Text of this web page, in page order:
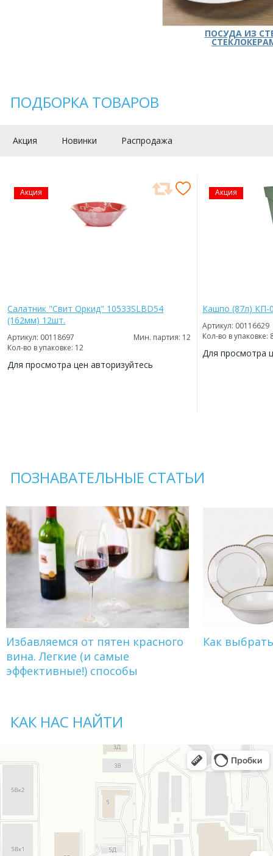
ПОСУДА ИЗ
ПОДБОРКА ТОВАРОВ
Акция Новинки Распродажа
Акция
Салатник "Свит Оркид" 10533SLBD54
(162мм) 12шт.
Артикул: 00118697
Мин. партия: 12
Кол-во в упаковке: 12
Для просмотра цен авторизуйтесь
Акция
Кашпо (87л) КП-
Артикул: 00116629
Кол-во в упаковке:
Для просмотра
ПОЗНАВАТЕЛЬНЫЕ СТАТЬИ
Избавляемся от пятен красного
вина. Легкие (и самые
эффективные!) способы
Как
КАК НАС НАЙТИ